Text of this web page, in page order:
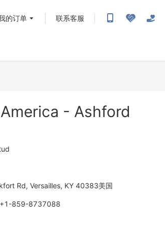
的订单 联系客服
- Ashford
Rd, Versailles, KY 40383美国
+1-859-8737088